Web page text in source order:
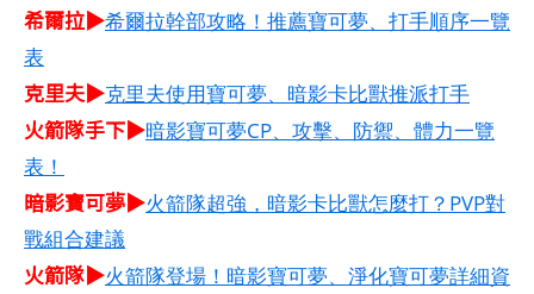
希爾拉▶希爾拉幹部攻略！推薦寶可夢、打手順序一覽
表
克里夫▶克里夫使用寶可夢、暗影卡比獸推派打手
火箭隊手下▶暗影寶可夢CP、攻擊、防禦、體力一覽
表！
暗影寶可夢▶火箭隊超強，暗影卡比獸怎麼打？PVP對
戰組合建議
火箭隊▶火箭隊登場！暗影寶可夢、淨化寶可夢詳細資